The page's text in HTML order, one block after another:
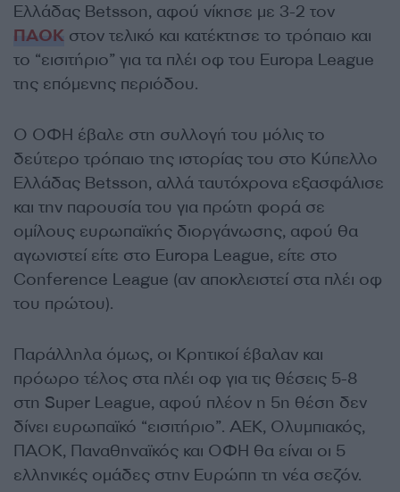
Ελλάδας Betsson, αφού νίκησε με 3-2 τον
ΠΑΟΚ στον τελικό και κατέκτησε το τρόπαιο και
το “εισιτήριο” για τα πλέι οφ του Europa League
της επόμενης περιόδου.
Ο ΟΦΗ έβαλε στη συλλογή του μόλις το
δεύτερο τρόπαιο της ιστορίας του στο Κύπελλο
Ελλάδας Betsson, αλλά ταυτόχρονα εξασφάλισε
και την παρουσία του για πρώτη φορά σε
ομίλους ευρωπαϊκής διοργάνωσης, αφού θα
αγωνιστεί είτε στο Europa League, είτε στο
Conference League (αν αποκλειστεί στα πλέι οφ
του πρώτου).
Παράλληλα όμως, οι Κρητικοί έβαλαν και
πρόωρο τέλος στα πλέι οφ για τις θέσεις 5-8
στη Super League, αφού πλέον η 5η θέση δεν
δίνει ευρωπαϊκό “εισιτήριο”. ΑΕΚ, Ολυμπιακός,
ΠΑΟΚ, Παναθηναϊκός και ΟΦΗ θα είναι οι 5
ελληνικές ομάδες στην Ευρώπη τη νέα σεζόν.